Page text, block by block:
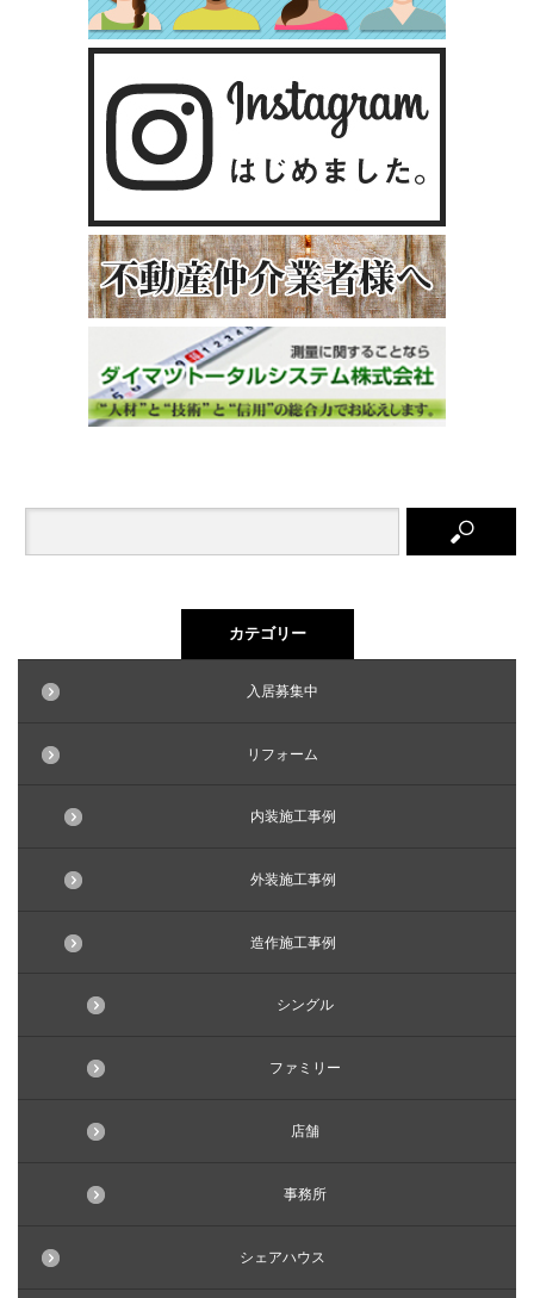
カテゴリー
入居募集中
リフォーム
内装施工事例
外装施工事例
造作施工事例
シングル
ファミリー
店舗
事務所
シェアハウス